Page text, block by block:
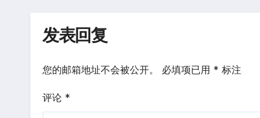
发表回复
您的邮箱地址不会被公开。 必填项已用 * 标注
评论 *